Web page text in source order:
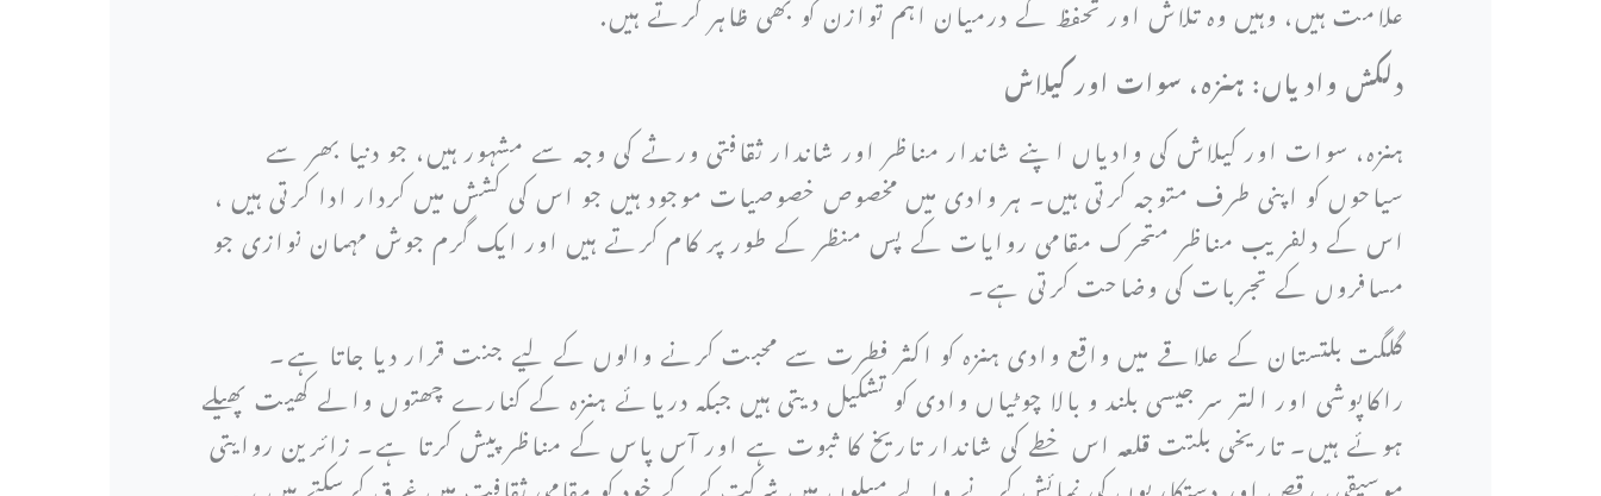
علامت ہیں، وہیں وہ تلاش اور تحفظ کے درمیان اہم توازن کو بھی ظاہر کرتے ہیں.
دلکش وادیاں: ہنزہ، سوات اور کیلاش
ہنزہ، سوات اور کیلاش کی وادیاں اپنے شاندار مناظر اور شاندار ثقافتی ورثے کی وجہ سے مشہور ہیں، جو دنیا بھر سے
سیاحوں کو اپنی طرف متوجہ کرتی ہیں۔ ہر وادی میں مخصوص خصوصیات موجود ہیں جو اس کی کشش میں کردار ادا کرتی ہیں ،
اس کے دلفریب مناظر متحرک مقامی روایات کے پس منظر کے طور پر کام کرتے ہیں اور ایک گرم جوش مہمان نوازی جو
مسافروں کے تجربات کی وضاحت کرتی ہے۔
گلگت بلتستان کے علاقے میں واقع وادی ہنزہ کو اکثر فطرت سے محبت کرنے والوں کے لیے جنت قرار دیا جاتا ہے۔
راکاپوشی اور التر سر جیسی بلند و بالا چوٹیاں وادی کو تشکیل دیتی ہیں جبکہ دریائے ہنزہ کے کنارے چھتوں والے کھیت پھیلے
ہوئے ہیں۔ تاریخی بلتت قلعہ اس خطے کی شاندار تاریخ کا ثبوت ہے اور آس پاس کے مناظر پیش کرتا ہے۔ زائرین روایتی